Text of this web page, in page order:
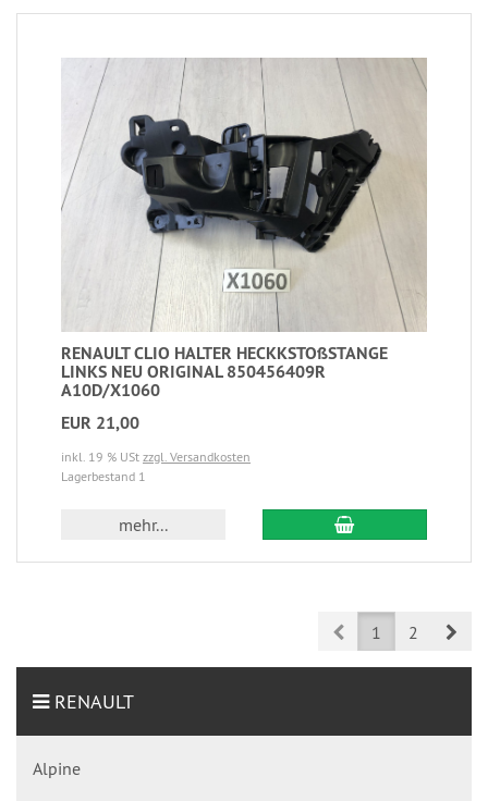
RENAULT CLIO HALTER HECKKSTOßSTANGE
LINKS NEU ORIGINAL 850456409R
A10D/X1060
EUR 21,00
inkl. 19 % USt zzgl. Versandkosten
Lagerbestand 1
mehr...
Prev1 2
RENAULT
Alpine